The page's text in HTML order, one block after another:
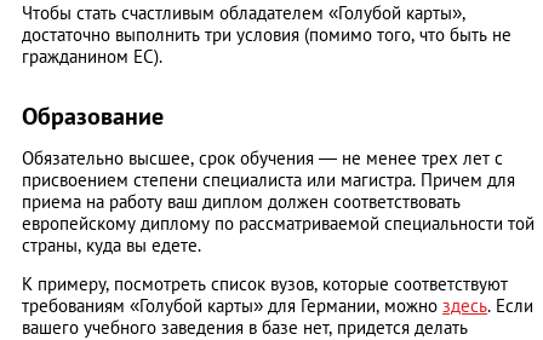
Чтобы стать счастливым обладателем «Голубой карты»,
достаточно выполнить три условия (помимо того, что быть не
гражданином ЕС).
Образование
Обязательно высшее, срок обучения — не менее трех лет с
присвоением степени специалиста или магистра. Причем для
приема на работу ваш диплом должен соответствовать
европейскому диплому по рассматриваемой специальности той
страны, куда вы едете.
К примеру, посмотреть список вузов, которые соответствуют
требованиям «Голубой карты» для Германии, можно здесь. Если
вашего учебного заведения в базе нет, придется делать